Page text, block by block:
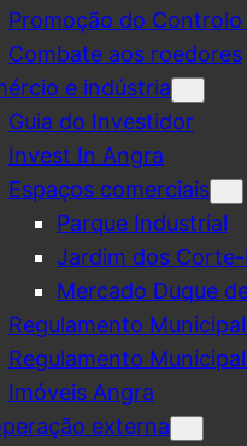
Promoção do Controlo
Combate aos roedores
e indústria
Guia do Investidor
Invest In Angra
Espaços comerciais
Parque Industrial
Jardim dos Corte-
Mercado Duque
Regulamento
Regulamento
Imóveis Angra
externa